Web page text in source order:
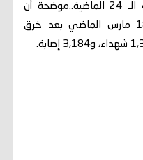
شهيدا و162 إصابة خلال الساعات الـ 24 الماضية..موضحة أن
حصيلة الشهداء والإصابات منذ 18 مارس الماضي بعد خرق